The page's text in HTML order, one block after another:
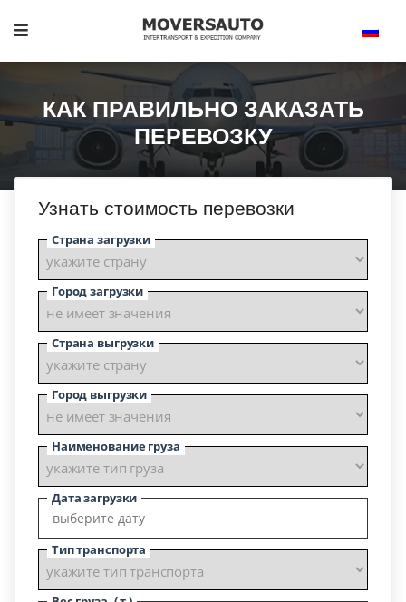
КАК ПРАВИЛЬНО ЗАКАЗАТЬ
ПЕРЕВОЗКУ
Узнать стоимость перевозки
Страна загрузки
Город загрузки
Страна выгрузки
Город выгрузки
Наименование груза
Дата загрузки
Тип транспорта